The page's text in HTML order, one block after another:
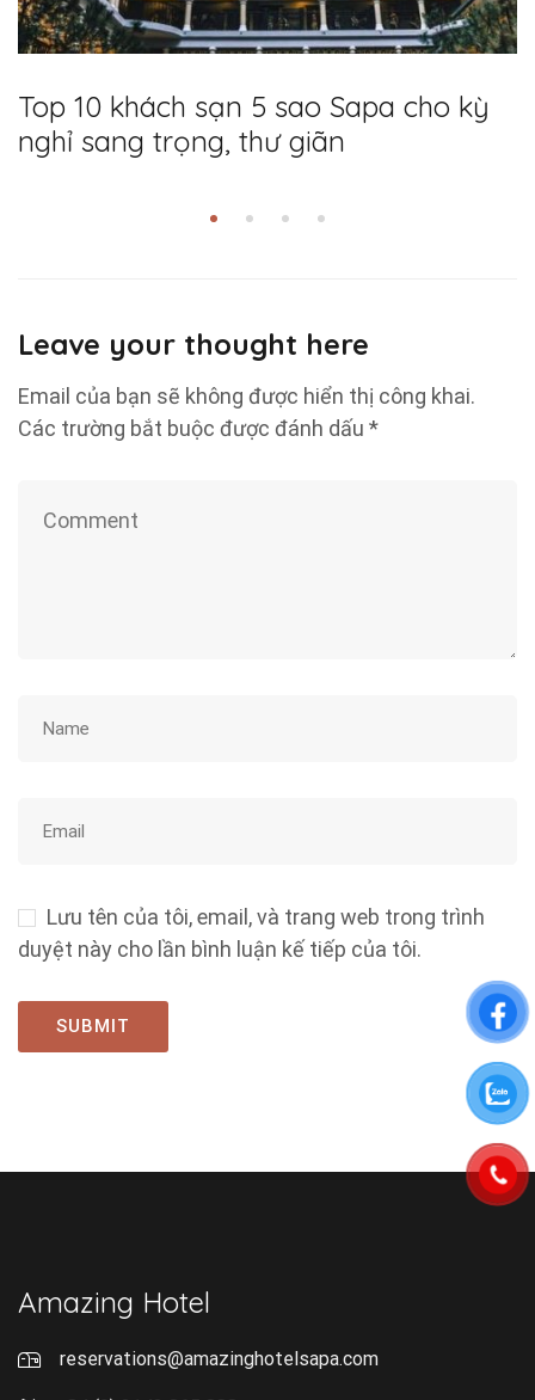
Top 10 khách sạn 5 sao Sapa cho kỳ
nghỉ sang trọng, thư giãn
Leave your thought here
Email của bạn sẽ không được hiển thị công khai.
Các trường bắt buộc được đánh dấu *
Lưu tên của tôi, email, và trang web trong trình
duyệt này cho lần bình luận kế tiếp của tôi.
Amazing Hotel
reservations@amazinghotelsapa.com